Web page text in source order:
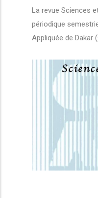
La revue Sciences
périodique
Appliquée de Dakar